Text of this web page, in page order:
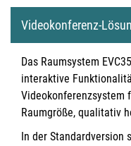
Videokonferenz-
Das Raumsystem
interaktive
Videokonferenzsystem
Raumgröße, qualitativ
In der Standardversion